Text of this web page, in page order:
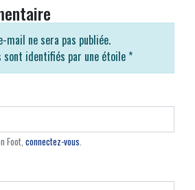
mail ne sera pas publiée.
sont identifiés par une étoile *
Foot, connectez-vous.